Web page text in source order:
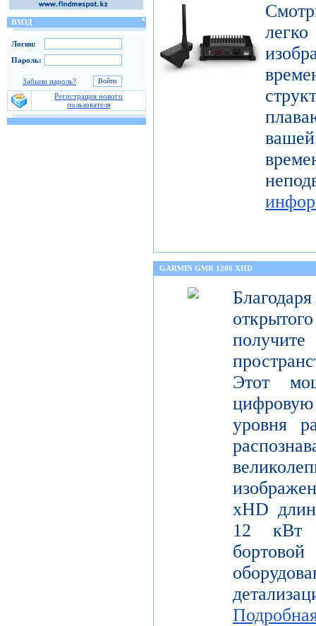
ВХОД
Логин:
Пароль:
Забыли пароль?
Регистрация нового
пользователя
GARMIN GMR 1206 XHD
Этот
уровня
xHD
12 кВт